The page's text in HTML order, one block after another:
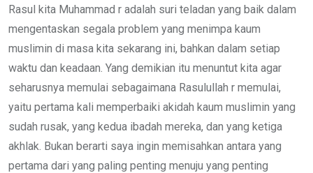
Rasul kita Muhammad r adalah suri teladan yang baik dalam
mengentaskan segala problem yang menimpa kaum
muslimin di masa kita sekarang ini, bahkan dalam setiap
waktu dan keadaan. Yang demikian itu menuntut kita agar
seharusnya memulai sebagaimana Rasulullah r memulai,
yaitu pertama kali memperbaiki akidah kaum muslimin yang
sudah rusak, yang kedua ibadah mereka, dan yang ketiga
akhlak. Bukan berarti saya ingin memisahkan antara yang
pertama dari yang paling penting menuju yang penting